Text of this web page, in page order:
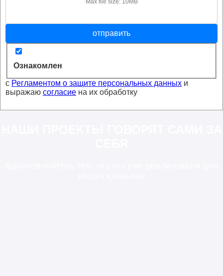
Max file size: 10MB
отправить
Ознакомлен
с Регламентом о защите персональных данных и
выражаю согласие на их обработку